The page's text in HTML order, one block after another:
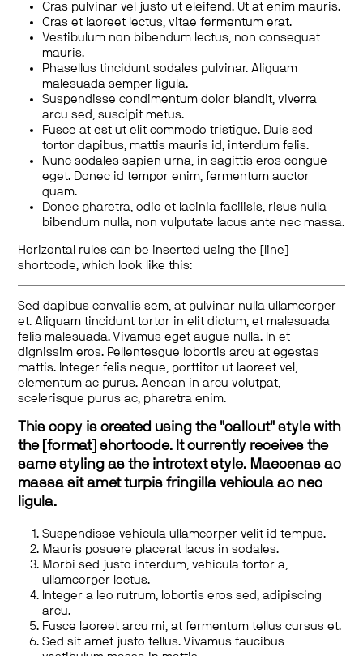
Cras pulvinar vel justo ut eleifend. Ut at enim mauris.
Cras et laoreet lectus, vitae fermentum erat.
Vestibulum non bibendum lectus, non consequat
mauris.
Phasellus tincidunt sodales pulvinar. Aliquam
malesuada semper ligula.
Suspendisse condimentum dolor blandit, viverra
arcu sed, suscipit metus.
Fusce at est ut elit commodo tristique. Duis sed
tortor dapibus, mattis mauris id, interdum felis.
Nunc sodales sapien urna, in sagittis eros congue
eget. Donec id tempor enim, fermentum auctor
quam.
Donec pharetra, odio et lacinia facilisis, risus nulla
bibendum nulla, non vulputate lacus ante nec massa.
Horizontal rules can be inserted using the [line]
shortcode, which look like this:
Sed dapibus convallis sem, at pulvinar nulla ullamcorper
et. Aliquam tincidunt tortor in elit dictum, et malesuada
felis malesuada. Vivamus eget augue nulla. In et
dignissim eros. Pellentesque lobortis arcu at egestas
mattis. Integer felis neque, porttitor ut laoreet vel,
elementum ac purus. Aenean in arcu volutpat,
scelerisque purus ac, pharetra enim.
This copy is created using the "callout" style with
the [format] shortcode. It currently receives the
same styling as the introtext style. Maecenas ac
massa sit amet turpis fringilla vehicula ac nec
ligula.
Suspendisse vehicula ullamcorper velit id tempus.
Mauris posuere placerat lacus in sodales.
Morbi sed justo interdum, vehicula tortor a,
ullamcorper lectus.
Integer a leo rutrum, lobortis eros sed, adipiscing
arcu.
Fusce laoreet arcu mi, at fermentum tellus cursus et.
Sed sit amet justo tellus. Vivamus faucibus